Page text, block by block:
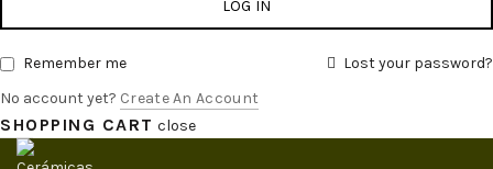
LOG IN
Lost your password?
Remember me
No account yet? Create An Account
SHOPPING CART close